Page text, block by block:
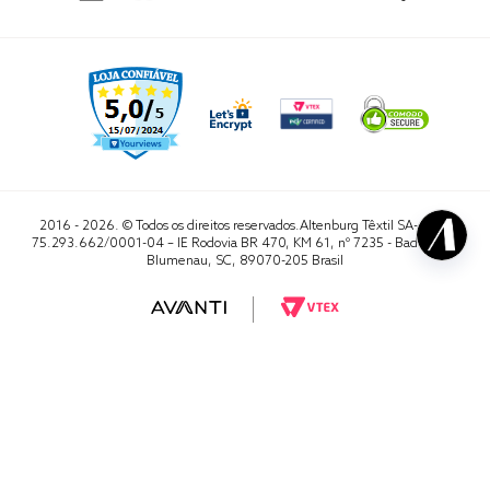
2016 - 2026. © Todos os direitos reservados.Altenburg Têxtil SA- CNPJ
75.293.662/0001-04 – IE Rodovia BR 470, KM 61, nº 7235 - Badenfurt,
Blumenau, SC, 89070-205 Brasil